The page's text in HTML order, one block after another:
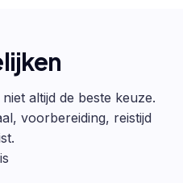
altijd de beste keuze.
voorbereiding, reistijd